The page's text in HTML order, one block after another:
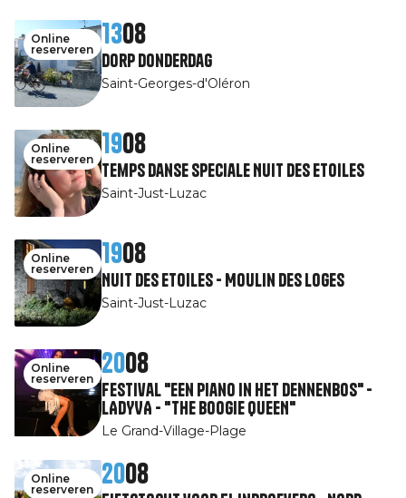
Online
reserveren
1308
Dorp Donderdag
Saint-Georges-d'Oléron
Online
reserveren
1908
Temps Danse speciale Nuit des Etoiles
Saint-Just-Luzac
Online
reserveren
1908
Nuit des Etoiles - Moulin des Loges
Saint-Just-Luzac
Online
reserveren
2008
Festival "Een piano in het dennenbos" -
LADYVA - "THE BOOGIE QUEEN"
Le Grand-Village-Plage
Online
reserveren
2008